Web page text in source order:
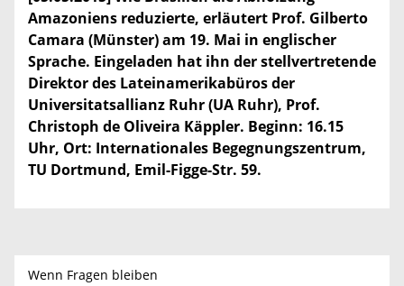
Amazoniens reduzierte, erläutert Prof. Gilberto
Camara (Münster) am 19. Mai in englischer
Sprache. Eingeladen hat ihn der stellvertretende
Direktor des Lateinamerikabüros der
Universitatsallianz Ruhr (UA Ruhr), Prof.
Christoph de Oliveira Käppler. Beginn: 16.15
Uhr, Ort: Internationales Begegnungszentrum,
TU Dortmund, Emil-Figge-Str. 59.
Wenn Fragen bleiben